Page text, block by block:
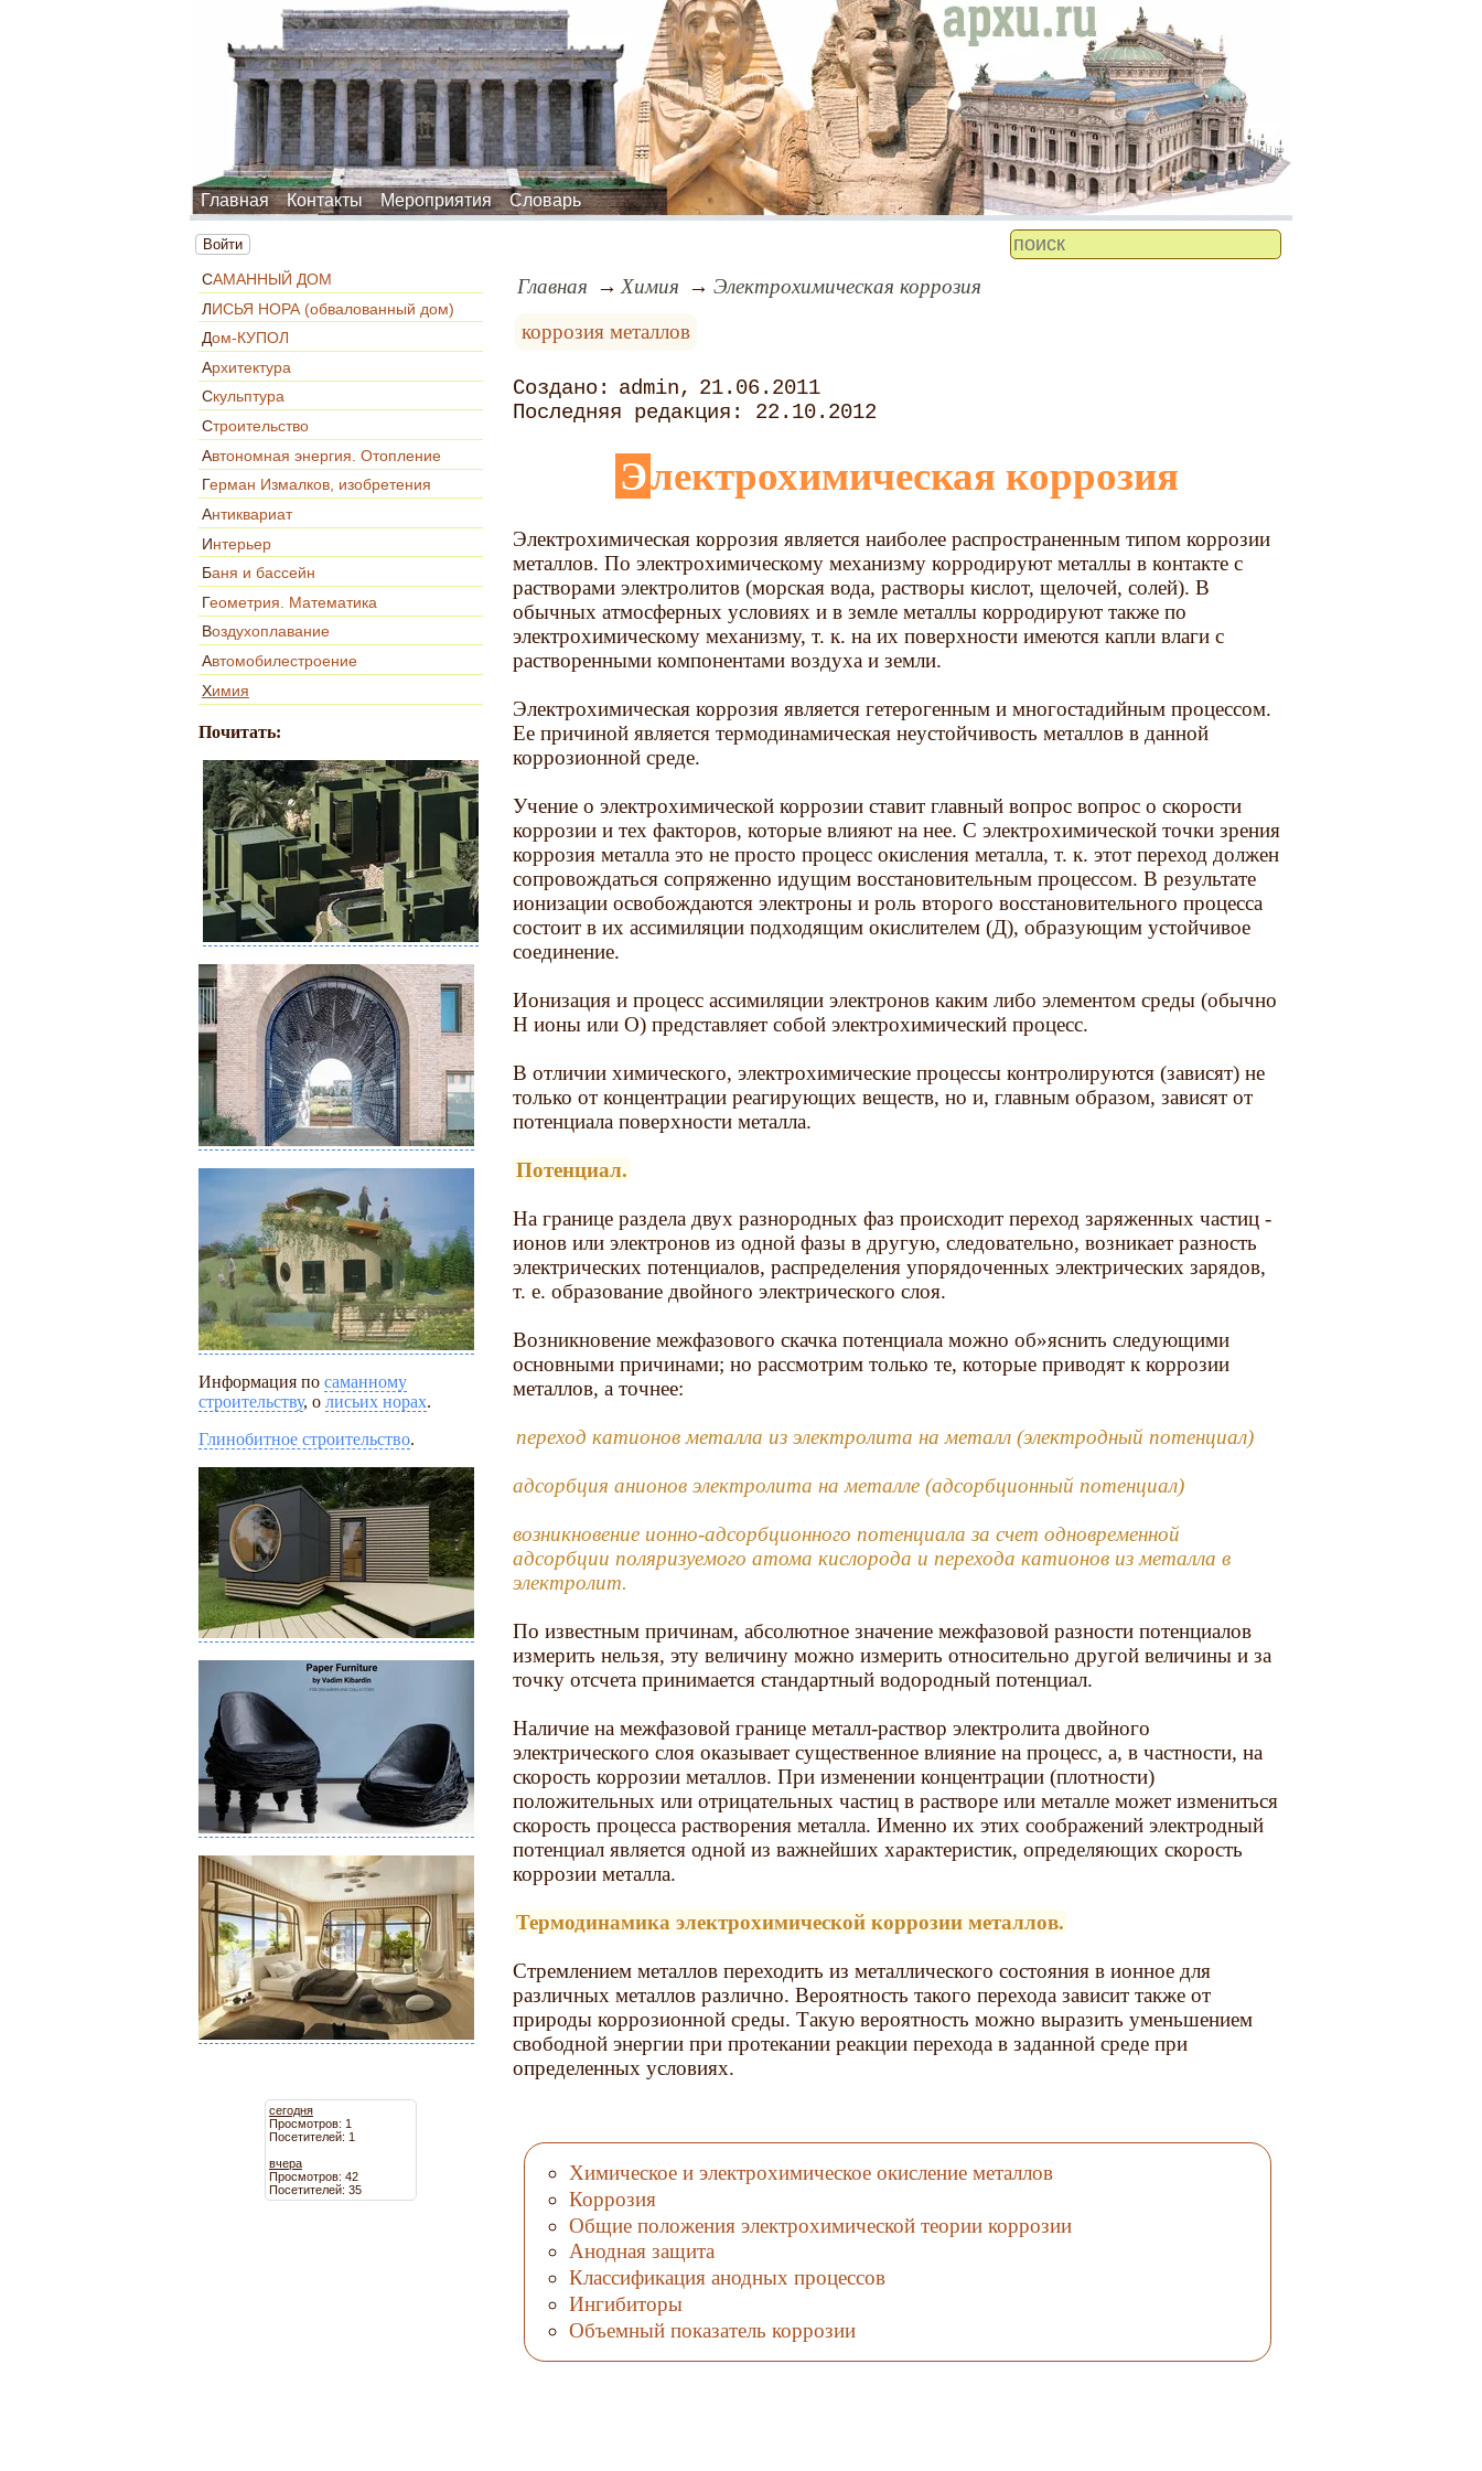
Главная Контакты Мероприятия Словарь
Войти
САМАННЫЙ ДОМ
ЛИСЬЯ НОРА (обвалованный дом)
Дом-КУПОЛ
Архитектура
Скульптура
Строительство
Автономная энергия. Отопление
Герман Измалков, изобретения
Антиквариат
Интерьер
Баня и бассейн
Геометрия. Математика
Воздухоплавание
Автомобилестроение
Химия
Почитать:
Информация по саманному
строительству, о лисьих норах.
Глинобитное строительство.
сегодня
Просмотров: 1
Посетителей: 1
вчера
Просмотров: 42
Посетителей: 35
Главная Химия
Электрохимическая коррозия
коррозия металлов
admin
21.06.2011
22.10.2012
Электрохимическая коррозия
Электрохимическая коррозия является наиболее распространенным типом коррозии
металлов. По электрохимическому механизму корродируют металлы в контакте с
растворами электролитов (морская вода, растворы кислот, щелочей, солей). В
обычных атмосферных условиях и в земле металлы корродируют также по
электрохимическому механизму, т. к. на их поверхности имеются капли влаги с
растворенными компонентами воздуха и земли.
Электрохимическая коррозия является гетерогенным и многостадийным процессом.
Ее причиной является термодинамическая неустойчивость металлов в данной
коррозионной среде.
Учение о электрохимической коррозии ставит главный вопрос вопрос о скорости
коррозии и тех факторов, которые влияют на нее. С электрохимической точки зрения
коррозия металла это не просто процесс окисления металла, т. к. этот переход должен
сопровождаться сопряженно идущим восстановительным процессом. В результате
ионизации освобождаются электроны и роль второго восстановительного процесса
состоит в их ассимиляции подходящим окислителем (Д), образующим устойчивое
соединение.
Ионизация и процесс ассимиляции электронов каким либо элементом среды (обычно
Н ионы или О) представляет собой электрохимический процесс.
В отличии химического, электрохимические процессы контролируются (зависят) не
только от концентрации реагирующих веществ, но и, главным образом, зависят от
потенциала поверхности металла.
Потенциал.
На границе раздела двух разнородных фаз происходит переход заряженных частиц -
ионов или электронов из одной фазы в другую, следовательно, возникает разность
электрических потенциалов, распределения упорядоченных электрических зарядов,
т. е. образование двойного электрического слоя.
Возникновение межфазового скачка потенциала можно об»яснить следующими
основными причинами; но рассмотрим только те, которые приводят к коррозии
металлов, а точнее:
переход катионов металла из электролита на металл (электродный потенциал)
адсорбция анионов электролита на металле (адсорбционный потенциал)
возникновение ионно-адсорбционного потенциала за счет одновременной
адсорбции поляризуемого атома кислорода и перехода катионов из металла в
электролит.
По известным причинам, абсолютное значение межфазовой разности потенциалов
измерить нельзя, эту величину можно измерить относительно другой величины и за
точку отсчета принимается стандартный водородный потенциал.
Наличие на межфазовой границе металл-раствор электролита двойного
электрического слоя оказывает существенное влияние на процесс, а, в частности, на
скорость коррозии металлов. При изменении концентрации (плотности)
положительных или отрицательных частиц в растворе или металле может измениться
скорость процесса растворения металла. Именно их этих соображений электродный
потенциал является одной из важнейших характеристик, определяющих скорость
коррозии металла.
Термодинамика электрохимической коррозии металлов.
Стремлением металлов переходить из металлического состояния в ионное для
различных металлов различно. Вероятность такого перехода зависит также от
природы коррозионной среды. Такую вероятность можно выразить уменьшением
свободной энергии при протекании реакции перехода в заданной среде при
определенных условиях.
Химическое и электрохимическое окисление металлов
Коррозия
Общие положения электрохимической теории коррозии
Анодная защита
Классификация анодных процессов
Ингибиторы
Объемный показатель коррозии